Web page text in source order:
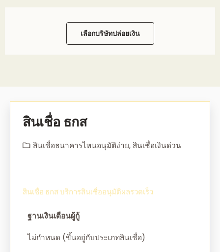
เลือกบริษัทปล่อยเงิน
สินเชื่อ ธกส
สินเชื่อธนาคารไหนอนุมัติง่าย,สินเชื่อเงินด่วน
สินเชื่อ ธกส บริการสินเชื่ออนุมัติผลรวดเร็ว
ฐานเงินเดือนผู้กู้
ไม่กำหนด (ขึ้นอยู่กับประเภทสินเชื่อ)